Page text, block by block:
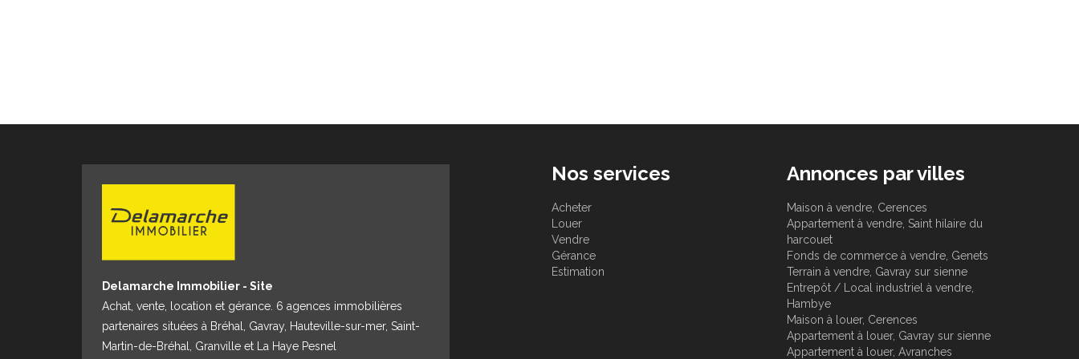
Delamarche Immobilier - Site
Achat, vente, location et gérance. 6 agences immobilières
partenaires situées à Bréhal, Gavray, Hauteville-sur-mer, Saint-
Martin-de-Bréhal, Granville et La Haye Pesnel
Nos services
Acheter
Louer
Vendre
Gérance
Estimation
Annonces par villes
Maison à vendre, Cerences
Appartement à vendre, Saint hilaire du
harcouet
Fonds de commerce à vendre, Genets
Terrain à vendre, Gavray sur sienne
Entrepôt / Local industriel à vendre,
Hambye
Maison à louer, Cerences
Appartement à louer, Gavray sur sienne
Appartement à louer, Avranches